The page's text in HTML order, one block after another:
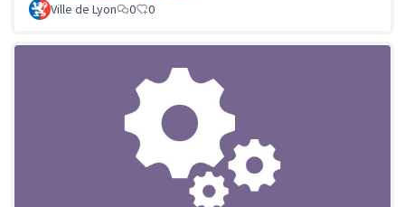
Ville de Lyon 0 0